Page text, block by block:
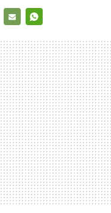
MAIL